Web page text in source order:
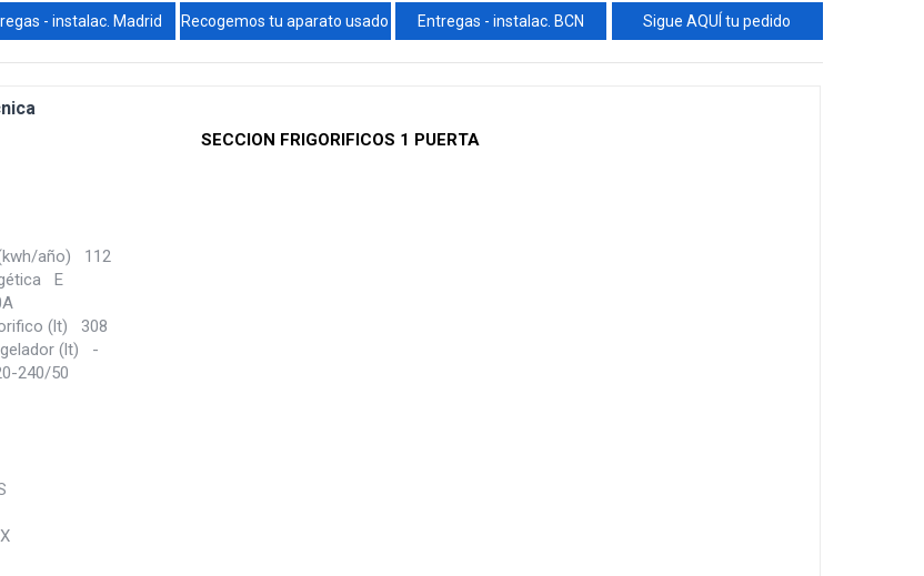
- instalac. Madrid Recogemos tu aparato usado Entregas - instalac. BCN Sigue AQUÍ tu pedido
SECCION FRIGORIFICOS 1 PUERTA
año) 112
E
(lt) 308
(lt) -
240/50